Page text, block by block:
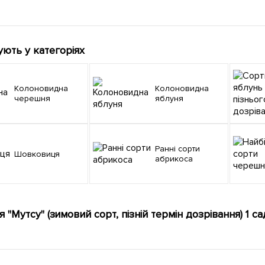
у категоріях
Колоновидна
черешня
Шовковиця
Колоновидна
яблуня
Ранні сорти
абрикоса
"Мутсу" (зимовий сорт, пізній термін дозрівання) 1